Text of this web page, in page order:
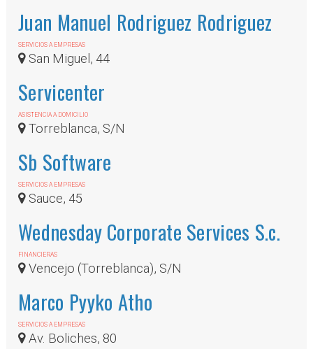
Juan Manuel Rodriguez Rodriguez
SERVICIOS A EMPRESAS
San Miguel, 44
Servicenter
ASISTENCIA A DOMICILIO
Torreblanca, S/N
Sb Software
SERVICIOS A EMPRESAS
Sauce, 45
Wednesday Corporate Services S.c.
FINANCIERAS
Vencejo (Torreblanca), S/N
Marco Pyyko Atho
SERVICIOS A EMPRESAS
Av. Boliches, 80